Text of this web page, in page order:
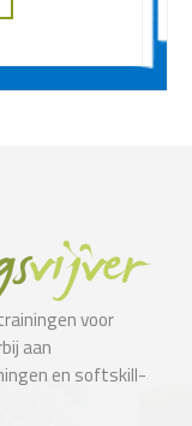
voor
aan
en softskill-